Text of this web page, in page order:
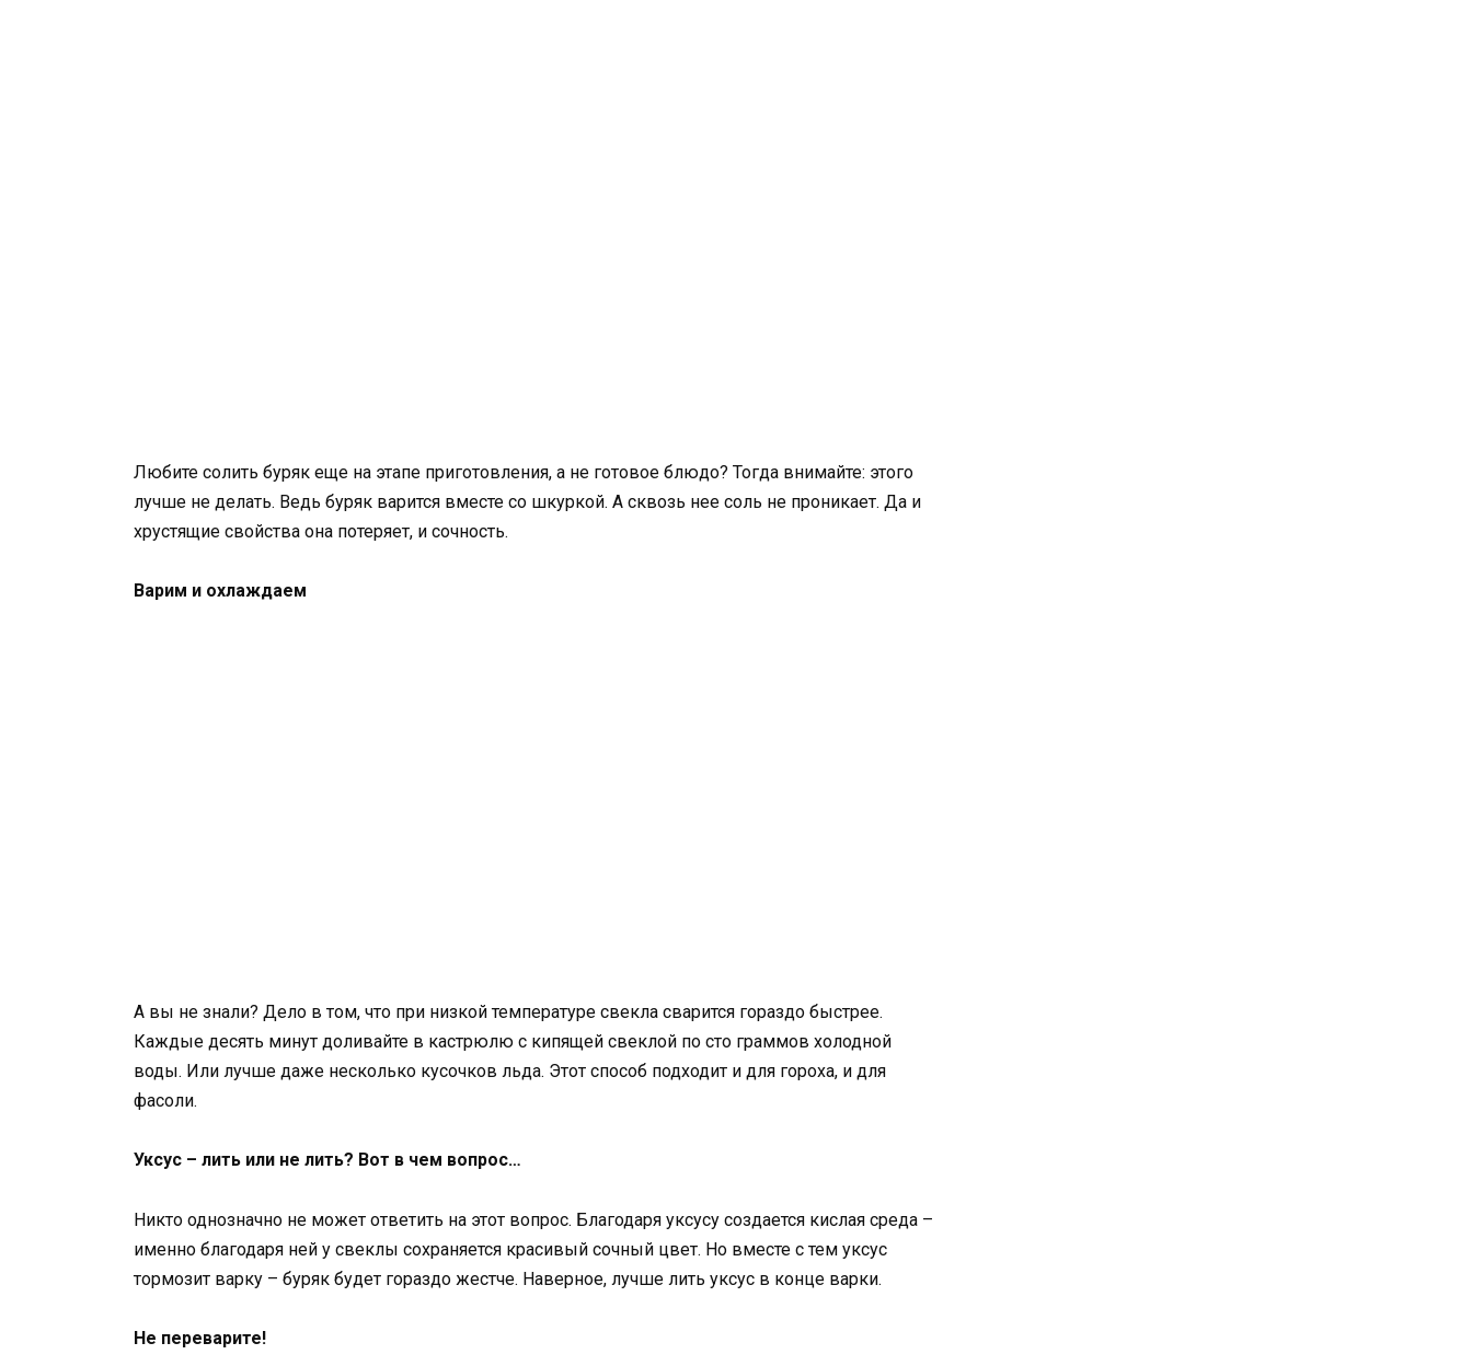
Любите солить буряк еще на этапе приготовления, а не готовое блюдо? Тогда внимайте: этого
лучше не делать. Ведь буряк варится вместе со шкуркой. А сквозь нее соль не проникает. Да и
хрустящие свойства она потеряет, и сочность.
Варим и охлаждаем
А вы не знали? Дело в том, что при низкой температуре свекла сварится гораздо быстрее.
Каждые десять минут доливайте в кастрюлю с кипящей свеклой по сто граммов холодной
воды. Или лучше даже несколько кусочков льда. Этот способ подходит и для гороха, и для
фасоли.
Уксус – лить или не лить? Вот в чем вопрос…
Никто однозначно не может ответить на этот вопрос. Благодаря уксусу создается кислая среда –
именно благодаря ней у свеклы сохраняется красивый сочный цвет. Но вместе с тем уксус
тормозит варку – буряк будет гораздо жестче. Наверное, лучше лить уксус в конце варки.
Не переварите!